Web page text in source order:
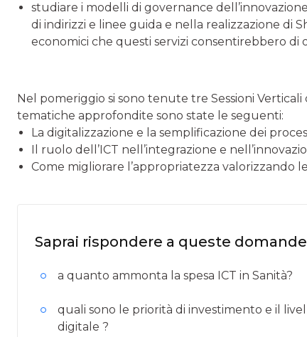
studiare i modelli di governance
di indirizzi e linee guida e nella realizzazione di
economici che questi servizi consentirebbero di
Nel pomeriggio si sono tenute tre Sessioni
tematiche approfondite sono state le seguenti:
La digitalizzazione e la semplificazione dei
Il ruolo dell’ICT nell’integrazione e
Come migliorare l’appropriatezza valorizzando
Saprai rispondere a queste
a quanto ammonta la spesa ICT in Sanità?
quali sono le priorità di investimento e il
digitale ?